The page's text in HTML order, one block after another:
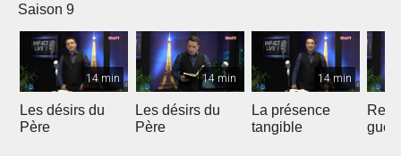
Saison 9
14 min
Les désirs du
Père
14 min
Les désirs du
Père
14 min
La présence
tangible